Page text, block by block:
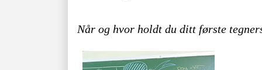
Når og hvor holdt du ditt første